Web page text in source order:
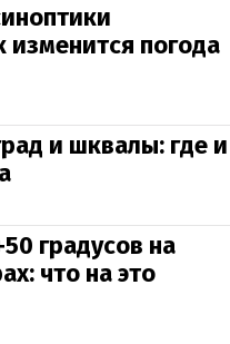
изменится погода
и шквалы: где и
градусов на
что на это